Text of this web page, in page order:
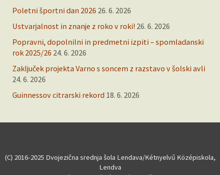
Poletni športni dan 2026 26. 6. 2026
Ustvarjalnost in znanje z roko v roki! 26. 6. 2026
Popravni, dopolnilni in predmetni izpiti – spomladanski
rok 2025/26 24. 6. 2026
Zaključek projekta Varno s soncem z razstavo v šolski avli
24. 6. 2026
Guinnessov citrarski rekord 18. 6. 2026
(C) 2016-2025 Dvojezična srednja šola Lendava/Kétnyelvű Középiskola,
Lendva